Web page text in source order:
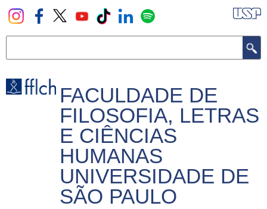
Pular
para
principal
FACULDADE DE
FILOSOFIA, LETRAS
E CIÊNCIAS
HUMANAS
UNIVERSIDADE DE
SÃO PAULO